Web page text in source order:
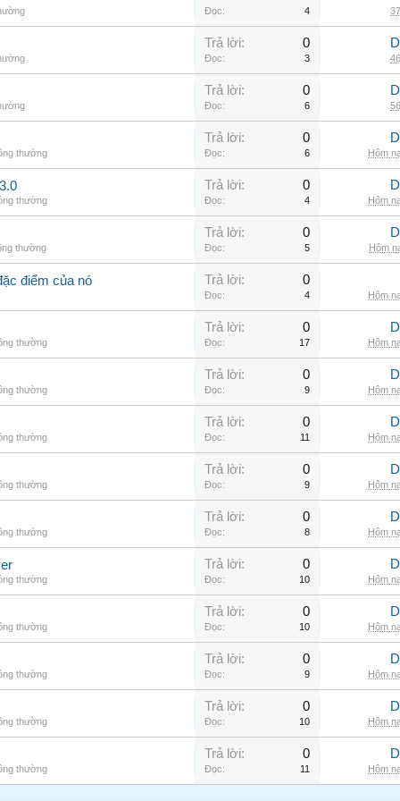
Đọc: 4
Trả lời: 0
Đọc: 3
Trả lời: 0
Đọc: 6
thường
Trả lời: 0
Đọc: 6 Hôm
thường
Trả lời: 0
Đọc: 4 Hôm
thường
Trả lời: 0
Đọc: 5 Hôm
điểm của nó Trả lời: 0
Đọc: 4 Hôm
thường
Trả lời: 0
Đọc: 17 Hôm
thường
Trả lời: 0
Đọc: 9 Hôm
thường
Trả lời: 0
Đọc: 11 Hôm
thường
Trả lời: 0
Đọc: 9 Hôm
thường
Trả lời: 0
Đọc: 8 Hôm
thường
Trả lời: 0
Đọc: 10 Hôm
thường
Trả lời: 0
Đọc: 10 Hôm
thường
Trả lời: 0
Đọc: 9 Hôm
thường
Trả lời: 0
Đọc: 10 Hôm
thường
Trả lời: 0
Đọc: 11 Hôm